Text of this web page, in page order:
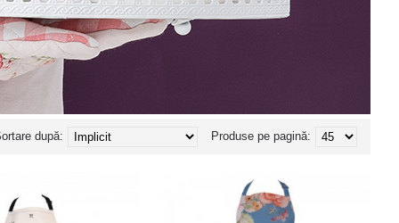
Produse pe pagină:
după: